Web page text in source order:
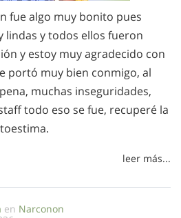
fue algo muy bonito pues
lindas y todos ellos fueron
y estoy muy agradecido con
portó muy bien conmigo, al
muchas inseguridades,
todo eso se fue, recuperé la
leer más...
en Narconon